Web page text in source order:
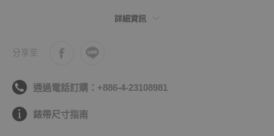
詳細資訊
分享至
通過電話訂購：+886-4-23108981
錶帶尺寸指南